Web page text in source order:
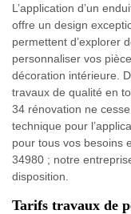
L’application d’un
offre un design
permettent d’explorer
personnaliser vos
décoration intérieure.
travaux de qualité en
34 rénovation ne
technique pour
pour tous vos besoins
34980 ; notre
disposition.
Tarifs travaux de